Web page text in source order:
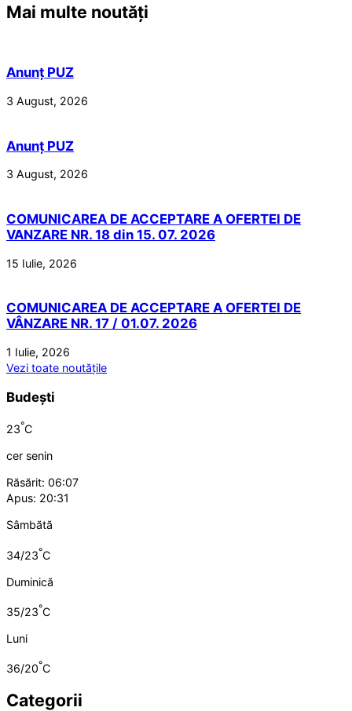
Mai multe noutăți
Anunț PUZ
3 August, 2026
Anunț PUZ
3 August, 2026
COMUNICAREA DE ACCEPTARE A OFERTEI DE
VANZARE NR. 18 din 15. 07. 2026
15 Iulie, 2026
COMUNICAREA DE ACCEPTARE A OFERTEI DE
VÂNZARE NR. 17 / 01.07. 2026
1 Iulie, 2026
Vezi toate noutățile
Budești
23°C
cer senin
Răsărit: 06:07
Apus: 20:31
Sâmbătă
34/23°C
Duminică
35/23°C
Luni
36/20°C
Categorii